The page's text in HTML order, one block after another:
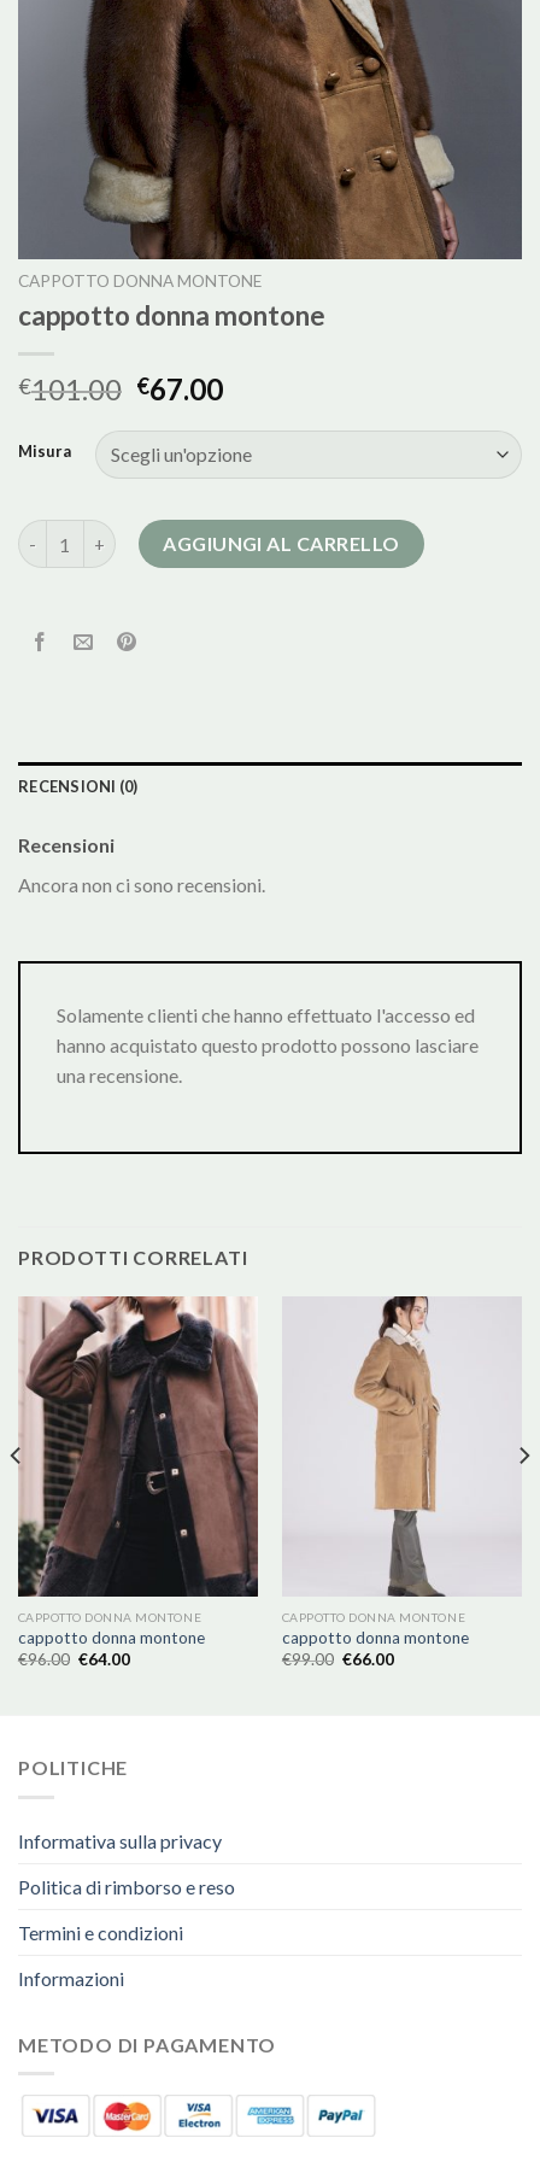
CAPPOTTO DONNA MONTONE
cappotto donna montone
€101.00 €67.00
Misura
cappotto donna montone quantità
AGGIUNGI AL CARRELLO
RECENSIONI (0)
Recensioni
Ancora non ci sono recensioni.
Solamente clienti che hanno effettuato l'accesso ed
hanno acquistato questo prodotto possono lasciare
una recensione.
PRODOTTI CORRELATI
CAPPOTTO DONNA MONTONE
cappotto donna montone
€96.00 €64.00
CAPPOTTO DONNA MONTONE
cappotto donna montone
€99.00 €66.00
POLITICHE
Informativa sulla privacy
Politica di rimborso e reso
Termini e condizioni
Informazioni
METODO DI PAGAMENTO